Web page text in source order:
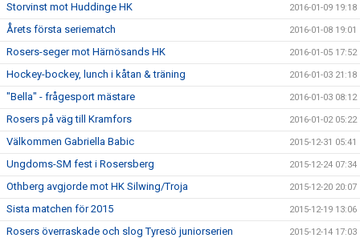
Storvinst mot Huddinge HK 2016-01-09 19:18
Årets första seriematch 2016-01-08 19:01
Rosers-seger mot Härnösands HK 2016-01-05 17:52
Hockey-bockey, lunch i kåtan & träning 2016-01-03 21:18
"Bella" - frågesport mästare 2016-01-03 08:12
Rosers på väg till Kramfors 2016-01-02 05:22
Välkommen Gabriella Babic 2015-12-31 05:41
Ungdoms-SM fest i Rosersberg 2015-12-24 07:34
Othberg avgjorde mot HK Silwing/Troja 2015-12-20 20:07
Sista matchen för 2015 2015-12-19 13:06
Rosers överraskade och slog Tyresö juniorserien 2015-12-14 17:03